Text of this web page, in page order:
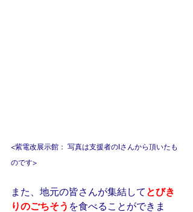
<紫電改展示館： 写真は支援者のIさんから頂いたも
のです>
また、地元の皆さんが集結して とびき
りのごちそう を食べることができま